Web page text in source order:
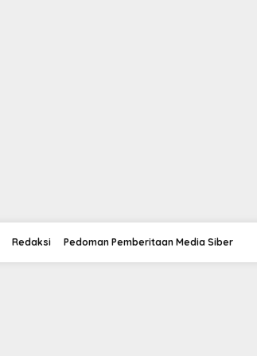
Redaksi Pedoman Pemberitaan Media Siber